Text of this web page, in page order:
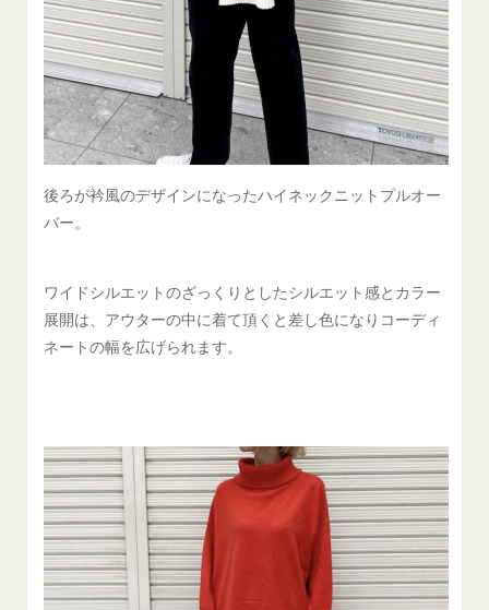
後ろが衿風のデザインになったハイネックニットプルオー
バー。
ワイドシルエットのざっくりとしたシルエット感とカラー
展開は、アウターの中に着て頂くと差し色になりコーディ
ネートの幅を広げられます。